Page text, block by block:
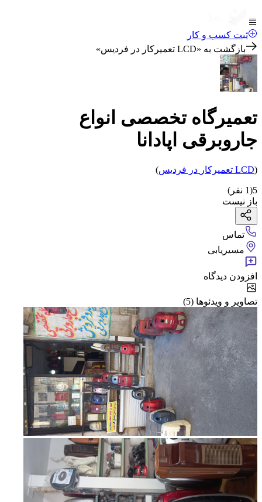
ثبت کسب و کار
بازگشت به «LCD تعمیرکار در فردیس »
تعمیرگاه تخصصی انواع
جاروبرقی اپادانا
(LCD تعمیرکار در فردیس)
5
(
1 نفر)
باز نیست
تماس
مسیریابی
افزودن دیدگاه
تصاویر و ویدئوها (5)